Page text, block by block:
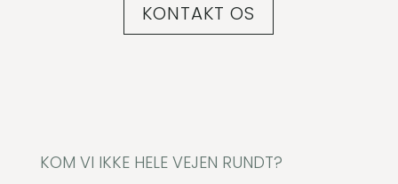
KONTAKT OS
KOM VI IKKE HELE VEJEN RUNDT?